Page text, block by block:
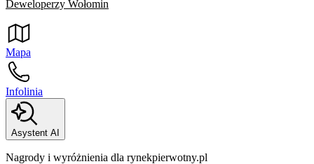
Deweloperzy Wołomin
Mapa
Infolinia
Asystent AI
Nagrody i wyróżnienia dla rynekpierwotny.pl